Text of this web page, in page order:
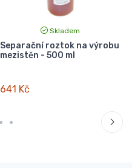
Skladem
Separační roztok na výrobu
mezistěn - 500 ml
641 Kč